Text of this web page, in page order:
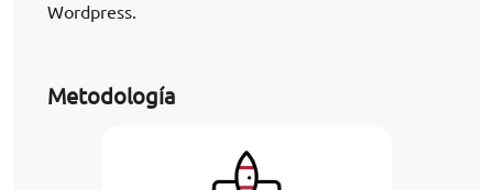
Wordpress.
Metodología